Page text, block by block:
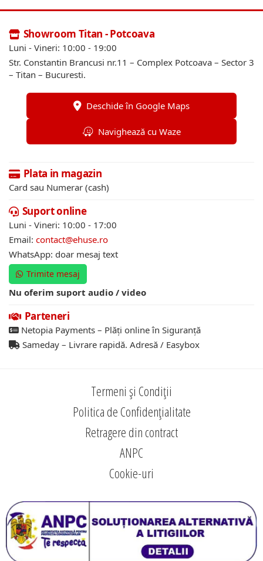
Showroom Titan - Potcoava
Luni - Vineri: 10:00 - 19:00
Str. Constantin Brancusi nr.11 – Complex Potcoava – Sector 3
– Titan – Bucuresti.
Deschide în Google Maps
Navighează cu Waze
Plata in magazin
Card sau Numerar (cash)
Suport online
Luni - Vineri: 10:00 - 17:00
Email: contact@ehuse.ro
WhatsApp: doar mesaj text
Trimite mesaj
Nu oferim suport audio / video
Parteneri
Netopia Payments – Plăți online în Siguranță
Sameday – Livrare rapidă. Adresă / Easybox
Termeni și Condiții
Politica de Confidențialitate
Retragere din contract
ANPC
Cookie-uri